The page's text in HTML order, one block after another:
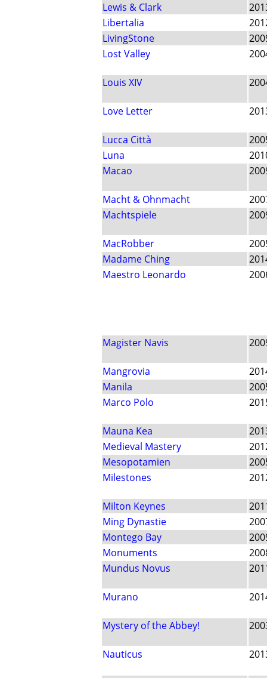
Lewis & Clark
Libertalia
LivingStone
Lost Valley
Louis XIV
Love Letter
Lucca Città
Luna
Macao
Macht & Ohnmacht
Machtspiele
MacRobber
Madame Ching
Maestro Leonardo
Magister Navis
Mangrovia
Manila
Marco Polo
Mauna Kea
Medieval Mastery
Mesopotamien
Milestones
Milton Keynes
Ming Dynastie
Montego Bay
Monuments
Mundus Novus
Murano
Mystery of the Abbey!
Nauticus